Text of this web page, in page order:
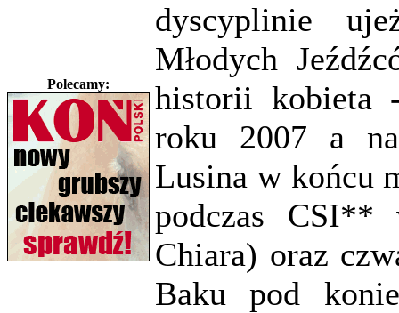
Polecamy:
dyscyplinie
Młodych
historii kobieta
roku 2007 a
Lusina w końcu
podczas
Chiara) oraz
Baku pod